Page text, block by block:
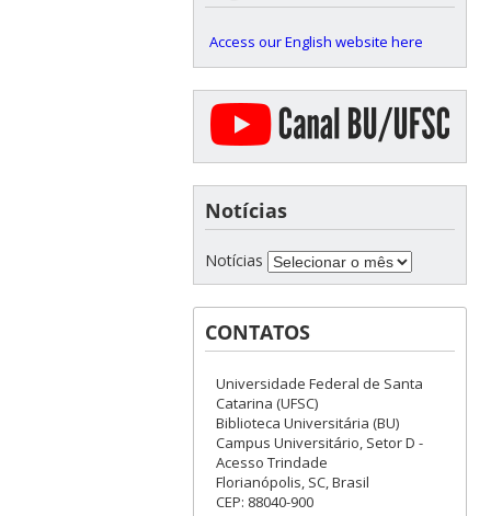
Access our English website here
Notícias
Notícias
CONTATOS
Universidade Federal de Santa
Catarina (UFSC)
Biblioteca Universitária (BU)
Campus Universitário, Setor D -
Acesso Trindade
Florianópolis, SC, Brasil
CEP: 88040-900